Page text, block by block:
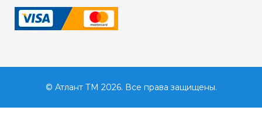
© Атлант ТМ 2026. Все права защищены.